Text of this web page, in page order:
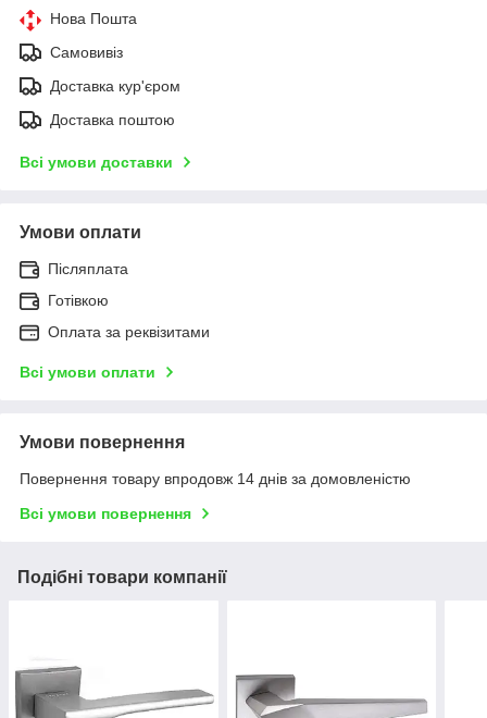
Нова Пошта
Самовивіз
Доставка кур'єром
Доставка поштою
Всі умови доставки
Умови оплати
Післяплата
Готівкою
Оплата за реквізитами
Всі умови оплати
Умови повернення
Повернення товару впродовж 14 днів за домовленістю
Всі умови повернення
Подібні товари компанії